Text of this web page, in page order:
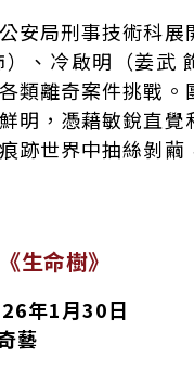
安局刑事技術科展
、冷啟明（姜武
類離奇案件挑戰。
明，憑藉敏銳直覺
跡世界中抽絲剝繭
生命樹》
年1月30日
藝